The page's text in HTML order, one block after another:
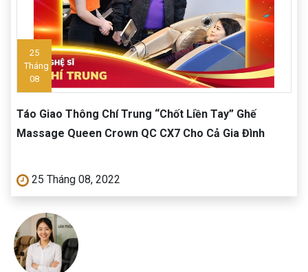
25
Tháng
08
Táo Giao Thông Chí Trung “Chốt Liền Tay” Ghế
Massage Queen Crown QC CX7 Cho Cả Gia Đình
25 Tháng 08, 2022